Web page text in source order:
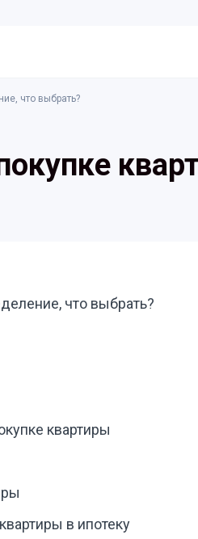
что выбрать?
что выбрать?
квартиры
в ипотеку